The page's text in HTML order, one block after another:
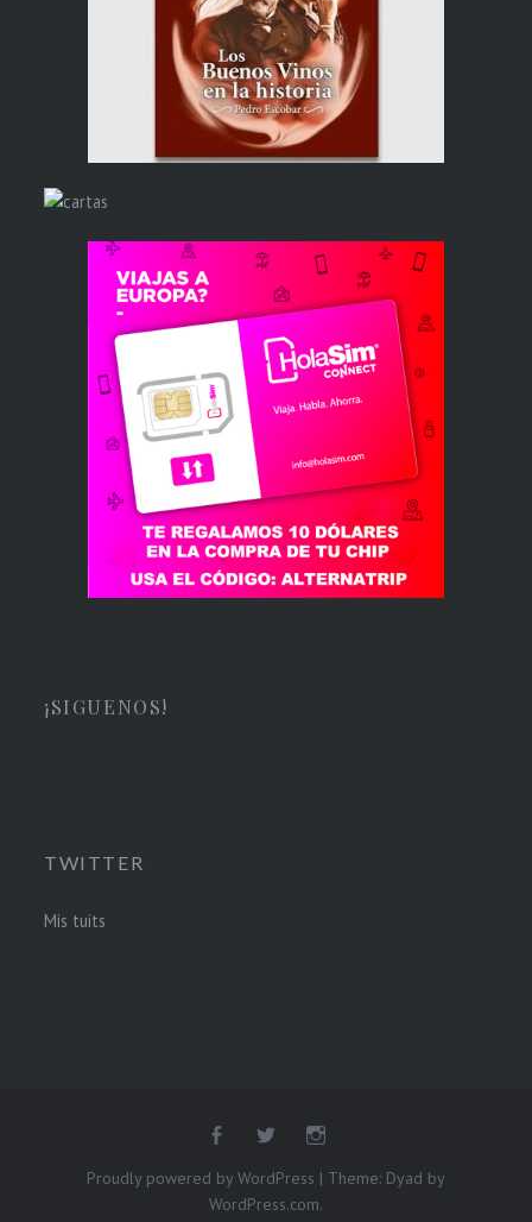
¡SIGUENOS!
TWITTER
Mis tuits
Proudly powered by WordPress | Theme: Dyad by
WordPress.com.